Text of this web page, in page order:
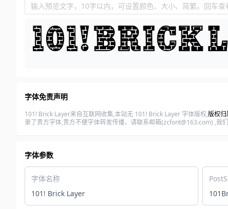
输入预览文字，10字以内，可设置颜色、大小、简繁。回车查
字体免责声明
101! Brick Layer来自互联网收集,本站无 101! Brick Layer 字体版权,版权
录了贵方字体,贵方不便字体转发传播，请联系邮箱(zcfont@163.com) ,我
字体参数
字体名称
101! Brick Layer